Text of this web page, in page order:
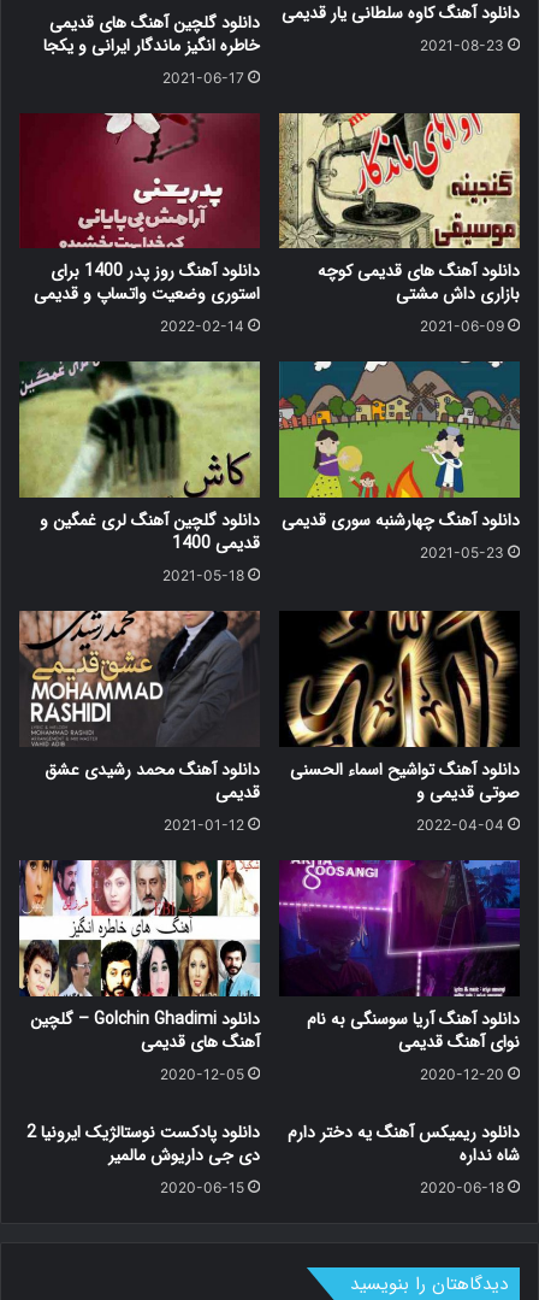
دانلود آهنگ کاوه سلطانی یار قدیمی
2021-08-23
دانلود گلچین آهنگ های قدیمی
خاطره انگیز ماندگار ایرانی و یکجا
2021-06-17
دانلود آهنگ های قدیمی کوچه
بازاری داش مشتی
2021-06-09
دانلود آهنگ روز پدر 1400 برای
استوری وضعیت واتساپ و قدیمی
2022-02-14
دانلود آهنگ چهارشنبه سوری قدیمی
2021-05-23
دانلود گلچین آهنگ لری غمگین و
قدیمی 1400
2021-05-18
دانلود آهنگ تواشیح اسماء الحسنی
صوتی قدیمی و
2022-04-04
دانلود آهنگ محمد رشیدی عشق
قدیمی
2021-01-12
دانلود آهنگ آریا سوسنگی به نام
نوای آهنگ قدیمی
2020-12-20
دانلود Golchin Ghadimi – گلچین
آهنگ های قدیمی
2020-12-05
دانلود ریمیکس آهنگ یه دختر دارم
شاه نداره
2020-06-18
دانلود پادکست نوستالژیک ایرونیا 2
دی جی داریوش مالمیر
2020-06-15
دیدگاهتان را بنویسید